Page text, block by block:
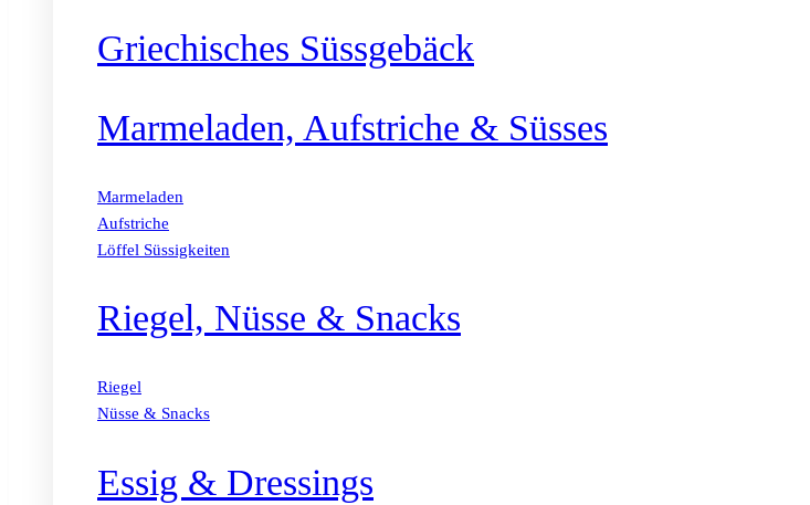
Griechisches Süssgebäck
Marmeladen, Aufstriche & Süsses
Marmeladen
Aufstriche
Löffel Süssigkeiten
Riegel, Nüsse & Snacks
Riegel
Nüsse & Snacks
Essig & Dressings